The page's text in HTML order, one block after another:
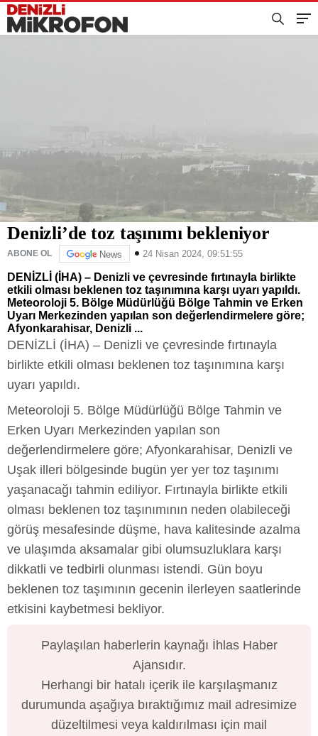
Denizli’de toz taşınımı bekleniyor
ABONE OL News 24 Nisan 2024, 09:51:55
DENİZLİ (İHA) – Denizli ve çevresinde fırtınayla birlikte
etkili olması beklenen toz taşınımına karşı uyarı yapıldı.
Meteoroloji 5. Bölge Müdürlüğü Bölge Tahmin ve Erken
Uyarı Merkezinden yapılan son değerlendirmelere göre;
Afyonkarahisar, Denizli ...
DENİZLİ (İHA) – Denizli ve çevresinde fırtınayla
birlikte etkili olması beklenen toz taşınımına karşı
uyarı yapıldı.
Meteoroloji 5. Bölge Müdürlüğü Bölge Tahmin ve
Erken Uyarı Merkezinden yapılan son
değerlendirmelere göre; Afyonkarahisar, Denizli ve
Uşak illeri bölgesinde bugün yer yer toz taşınımı
yaşanacağı tahmin ediliyor. Fırtınayla birlikte etkili
olması beklenen toz taşınımının neden olabileceği
görüş mesafesinde düşme, hava kalitesinde azalma
ve ulaşımda aksamalar gibi olumsuzluklara karşı
dikkatli ve tedbirli olunması istendi. Gün boyu
beklenen toz taşımının gecenin ilerleyen saatlerinde
etkisini kaybetmesi bekliyor.
Paylaşılan haberlerin kaynağı İhlas Haber
Ajansıdır.
Herhangi bir hatalı içerik ile karşılaşmanız
durumunda aşağıya bıraktığımız mail adresimize
düzeltilmesi veya kaldırılması için mail